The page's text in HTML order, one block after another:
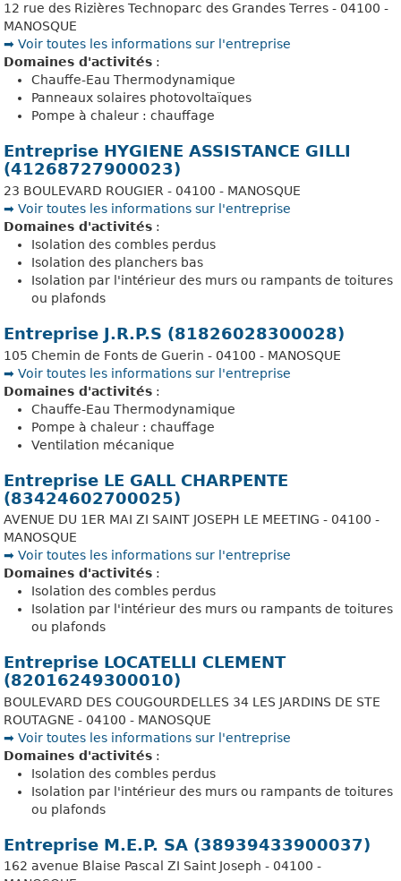
12 rue des Rizières Technoparc des Grandes Terres - 04100 -
MANOSQUE
➡️ Voir toutes les informations sur l'entreprise
Domaines d'activités :
Chauffe-Eau Thermodynamique
Panneaux solaires photovoltaïques
Pompe à chaleur : chauffage
Entreprise HYGIENE ASSISTANCE GILLI
(41268727900023)
23 BOULEVARD ROUGIER - 04100 - MANOSQUE
➡️ Voir toutes les informations sur l'entreprise
Domaines d'activités :
Isolation des combles perdus
Isolation des planchers bas
Isolation par l'intérieur des murs ou rampants de toitures
ou plafonds
Entreprise J.R.P.S (81826028300028)
105 Chemin de Fonts de Guerin - 04100 - MANOSQUE
➡️ Voir toutes les informations sur l'entreprise
Domaines d'activités :
Chauffe-Eau Thermodynamique
Pompe à chaleur : chauffage
Ventilation mécanique
Entreprise LE GALL CHARPENTE
(83424602700025)
AVENUE DU 1ER MAI ZI SAINT JOSEPH LE MEETING - 04100 -
MANOSQUE
➡️ Voir toutes les informations sur l'entreprise
Domaines d'activités :
Isolation des combles perdus
Isolation par l'intérieur des murs ou rampants de toitures
ou plafonds
Entreprise LOCATELLI CLEMENT
(82016249300010)
BOULEVARD DES COUGOURDELLES 34 LES JARDINS DE STE
ROUTAGNE - 04100 - MANOSQUE
➡️ Voir toutes les informations sur l'entreprise
Domaines d'activités :
Isolation des combles perdus
Isolation par l'intérieur des murs ou rampants de toitures
ou plafonds
Entreprise M.E.P. SA (38939433900037)
162 avenue Blaise Pascal ZI Saint Joseph - 04100 -